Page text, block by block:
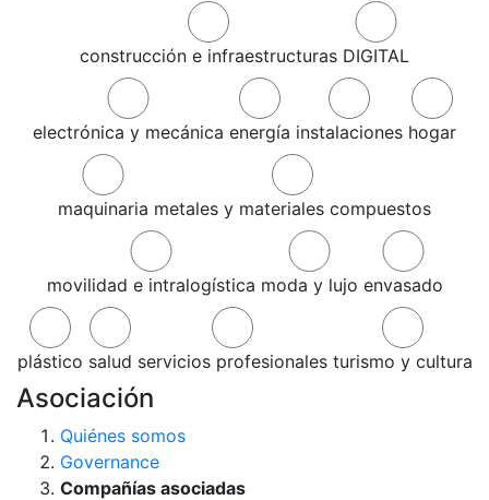
construcción e infraestructuras DIGITAL
electrónica y mecánica energía instalaciones hogar
maquinaria metales y materiales compuestos
movilidad e intralogística moda y lujo envasado
plástico salud servicios profesionales turismo y cultura
Asociación
Quiénes somos
Governance
Compañías asociadas